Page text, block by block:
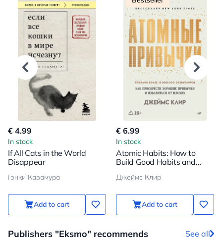
€ 4.99
In stock
If All Cats in the World
Disappear
Гэнки Кавамура
Add to cart
€ 6.99
In stock
Atomic Habits: How to
Build Good Habits and
Джеймс Клир
Add to cart
Publishers "Eksmo" recommends See all